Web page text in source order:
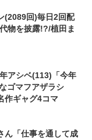
(2089回)毎日2回配
物を披露!?/植田ま
アシベ(113)「今年
ゴマフアザラシ
作ギャグ4コマ
ん「仕事を通して成